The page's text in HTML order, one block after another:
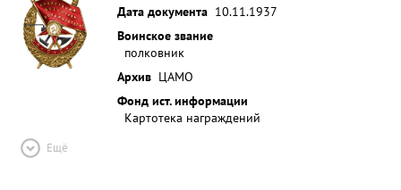
Дата документа 10.11.1937
Воинское звание
полковник
Архив ЦАМО
Фонд ист. информации
Картотека награждений
Ещё